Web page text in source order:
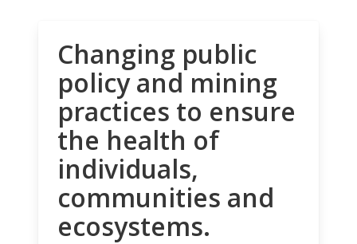
Changing public
policy and mining
practices to ensure
the health of
individuals,
communities and
ecosystems.